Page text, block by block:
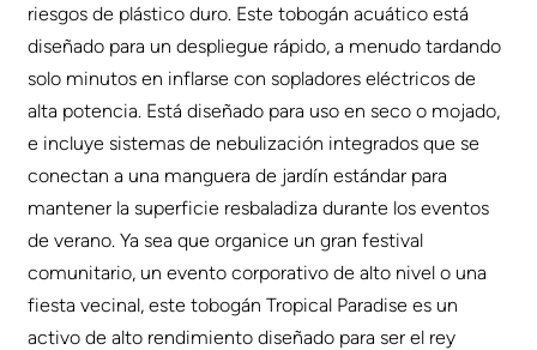
riesgos de plástico duro. Este tobogán acuático está
diseñado para un despliegue rápido, a menudo tardando
solo minutos en inflarse con sopladores eléctricos de
alta potencia. Está diseñado para uso en seco o mojado,
e incluye sistemas de nebulización integrados que se
conectan a una manguera de jardín estándar para
mantener la superficie resbaladiza durante los eventos
de verano. Ya sea que organice un gran festival
comunitario, un evento corporativo de alto nivel o una
fiesta vecinal, este tobogán Tropical Paradise es un
activo de alto rendimiento diseñado para ser el rey